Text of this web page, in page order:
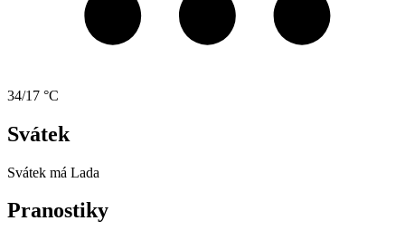
34/17 °C
Svátek
Svátek má Lada
Pranostiky